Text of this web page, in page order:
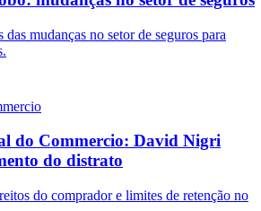
mudanças no setor de seguros para
do Commercio: David Nigri
do distrato
do comprador e limites de retenção no